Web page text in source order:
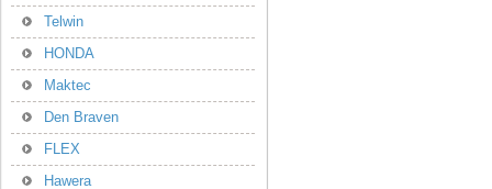
Telwin
HONDA
Maktec
Den Braven
FLEX
Hawera